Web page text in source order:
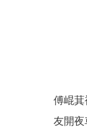
傅崐
友開